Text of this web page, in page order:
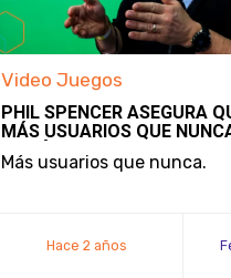
Video Juegos
PHIL SPENCER ASEGURA
MÁS USUARIOS QUE
ES SÓLO EL PRINCIPIO"
Más usuarios que nunca.
Hace 2 años